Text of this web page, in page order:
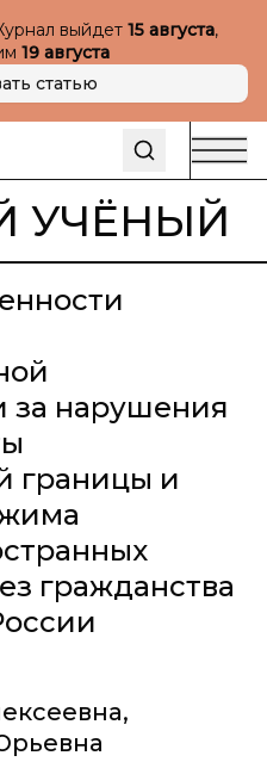
выйдет 15 августа,
19 августа
статью
УЧЁНЫЙ
за нарушения
границы и
гражданства
,